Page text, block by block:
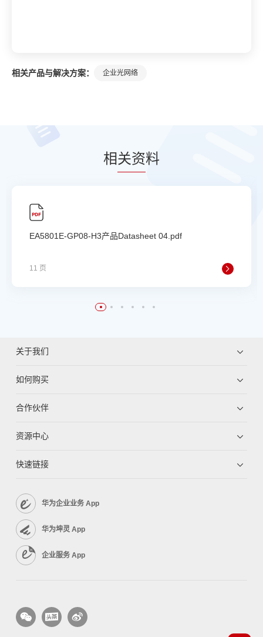
相关产品与解决方案： 企业光网络
相关资料
EA5801E-GP08-H3产品Datasheet 04.pdf
11 页
关于我们
如何购买
合作伙伴
资源中心
快速链接
华为企业业务 App
华为坤灵 App
企业服务 App